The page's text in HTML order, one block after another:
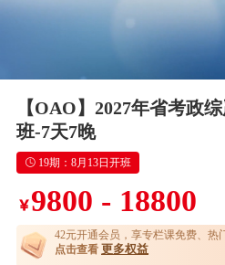
【OAO】2027年省考政
班-7天7晚
19期：8月13日开班
￥9800 - 18800
42元开通会员，享专栏课免费、热
点击查看 更多权益